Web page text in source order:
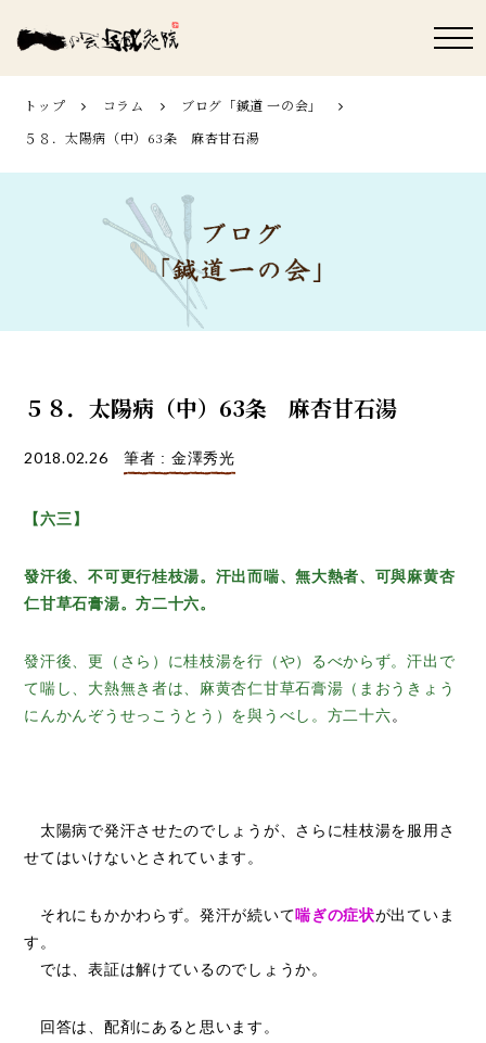
トップ コラム
ブログ「鍼道 ⼀の会」
５８．太陽病（中）63条 麻杏甘石湯
５８．太陽病（中）63条 麻杏甘石湯
2018.02.26 筆者 : 金澤秀光
【六三】
發汗後、不可更行桂枝湯。汗出而喘、無大熱者、可與麻黄杏
仁甘草石膏湯。方二十六。
發汗後、更（さら）に桂枝湯を行（や）るべからず。汗出で
て喘し、大熱無き者は、麻黄杏仁甘草石膏湯（まおうきょう
にんかんぞうせっこうとう）を與うべし。方二十六。
太陽病で発汗させたのでしょうが、さらに桂枝湯を服用さ
せてはいけないとされています。
それにもかかわらず。発汗が続いて喘ぎの症状が出ていま
す。
では、表証は解けているのでしょうか。
回答は、配剤にあると思います。